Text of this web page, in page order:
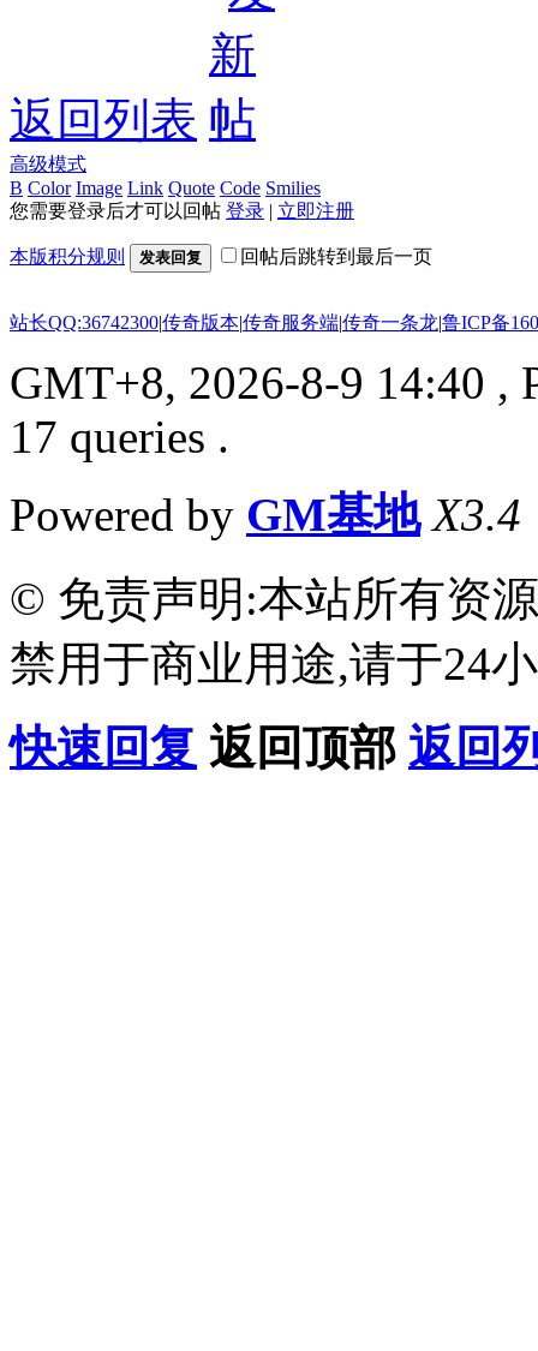
返回列表
高级模式
B Color Image Link Quote Code Smilies
您需要登录后才可以回帖 登录 | 立即注册
本版积分规则 发表回复 回帖后跳转到最后一页
站长QQ:36742300|传奇版本|传奇服务端|传奇一条龙|鲁ICP备
GMT+8, 2026-8-9 14:40 ,
17 queries .
Powered by GM基地 X3.4
© 免责声明:本站所有资
禁用于商业用途,请于24
快速回复 返回顶部 返回